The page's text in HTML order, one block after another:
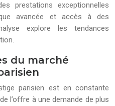
prestations exceptionnelles
avancée et accès à des
explore les tendances
du marché
parisien est en constante
l’offre à une demande de plus